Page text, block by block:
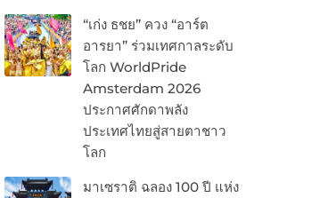
“เก่ง ธชย” ควง “อาร์ต
อารยา” ร่วมเทศกาลระดับ
โลก WorldPride
Amsterdam 2026
ประกาศศักดาพลัง
ประเทศไทยสู่สายตาชาว
โลก
มาเซราติ ฉลอง 100 ปี แห่ง